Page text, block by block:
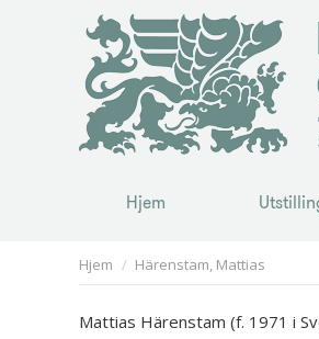
Hjem
You are here:
Hjem Härenstam, Mattias
Mattias Härenstam (f. 1971 i
Hjem